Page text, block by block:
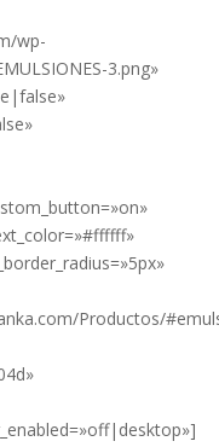
wp-
3.png»
Productos/